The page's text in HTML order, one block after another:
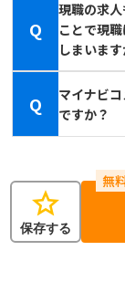
Q
現職の求
ことで現
しまいます
Q
マイナビ
ですか？
star
保存する